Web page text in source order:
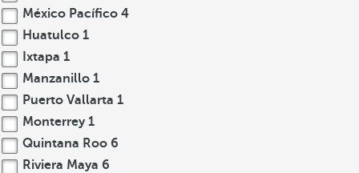
México Pacífico 4
Huatulco 1
Ixtapa 1
Manzanillo 1
Puerto Vallarta 1
Monterrey 1
Quintana Roo 6
Riviera Maya 6